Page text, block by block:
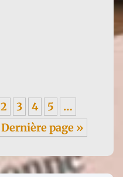
2 3 4 5
…
Dernière page »